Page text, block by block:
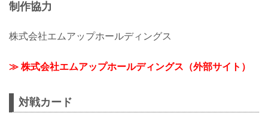
制作協力
株式会社エムアップホールディングス
≫ 株式会社エムアップホールディングス（外部サイト）
対戦カード